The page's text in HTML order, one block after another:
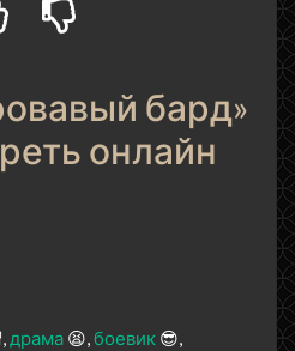
бард»
онлайн
драма 😫 боевик 😎